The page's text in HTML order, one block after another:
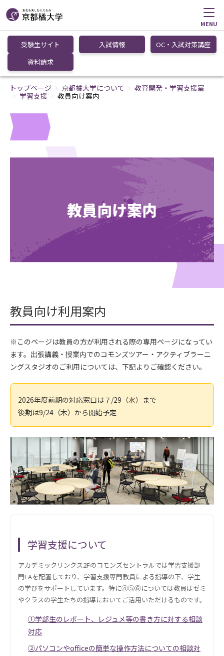
MENU
受験生サイト 入試情報
OC・入試対策講座
資料請求
トップページ 京都橘大学について
教育開発・学習支援室
学習支援
教員向け案内
教員向け案内
教員向け利用案内
※このページは教員の方が利用される際の専用ページになってい
ます。出張講義・授業内でのコモンズツアー・アクティブラーニ
ングスタジオのご利用については、下記よりご確認ください。
2026年度前期の対応窓口は７/29（水）まで
後期は9/24（木）から開始予定
学習支援について
アカデミックリンクス2Fのコモンズセントラルでは学習支援部
門LAを配置しており、学習支援専門教員による指導の下、学生
の学びをサポートしています。特に④⑤⑥については教員はゼミ
やクラスの学生たちの指導においてご活用いただけるものです。
①学部生のレポート、レジュメ等の書き方に対する相談
対応
②パソコンやofficeの簡単な操作方法についての相談対